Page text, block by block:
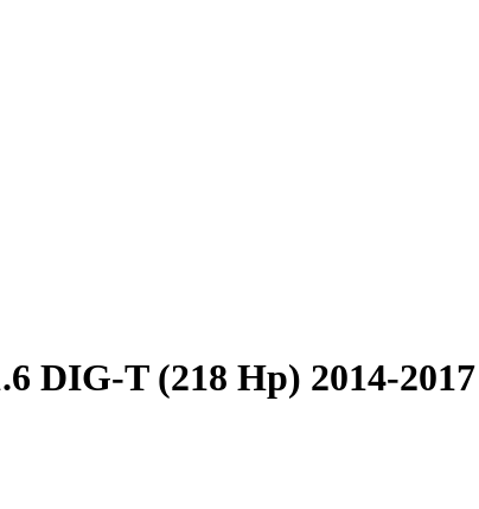
DIG-T (218 Hp) 2014-2017